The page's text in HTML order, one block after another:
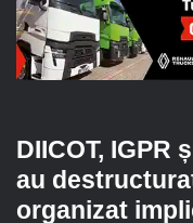
DIICOT, IGPR
au
organizat